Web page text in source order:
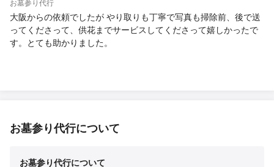
大阪からの依頼でしたが やり取りも丁寧で写真も掃除前、後で送
ってくださって、供花までサービスしてくださって嬉しかったで
す。とても助かりました。
お墓参り代行について
お墓参り代行について